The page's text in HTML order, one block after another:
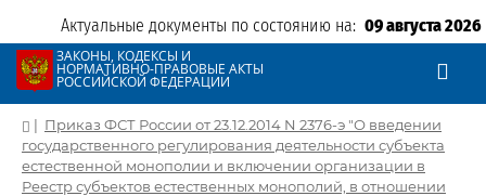
Актуальные документы по состоянию на: 09 августа 2026
ЗАКОНЫ, КОДЕКСЫ И
НОРМАТИВНО-ПРАВОВЫЕ АКТЫ
РОССИЙСКОЙ ФЕДЕРАЦИИ
| Приказ ФСТ России от 23.12.2014 N 2376-э "О введении
государственного регулирования деятельности субъекта
естественной монополии и включении организации в
Реестр субъектов естественных монополий, в отношении